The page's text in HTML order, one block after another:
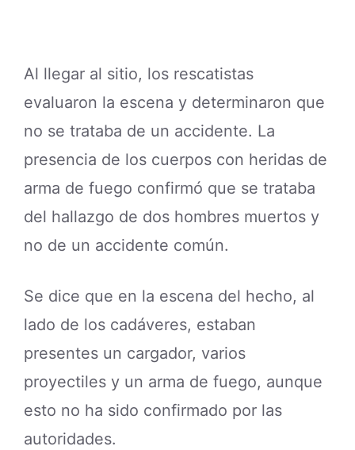
Al llegar al sitio, los rescatistas
evaluaron la escena y determinaron que
no se trataba de un accidente. La
presencia de los cuerpos con heridas de
arma de fuego confirmó que se trataba
del hallazgo de dos hombres muertos y
no de un accidente común.
Se dice que en la escena del hecho, al
lado de los cadáveres, estaban
presentes un cargador, varios
proyectiles y un arma de fuego, aunque
esto no ha sido confirmado por las
autoridades.